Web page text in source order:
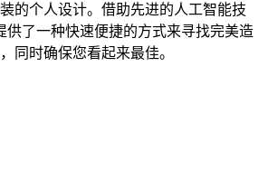
的个人设计。借助先进的人工智能技
供了一种快速便捷的方式来寻找完美造
同时确保您看起来最佳。